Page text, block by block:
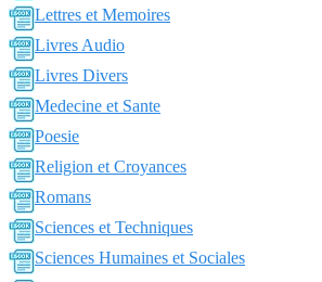
Lettres et Memoires
Livres Audio
Livres Divers
Medecine et Sante
Poesie
Religion et Croyances
Romans
Sciences et Techniques
Sciences Humaines et Sociales